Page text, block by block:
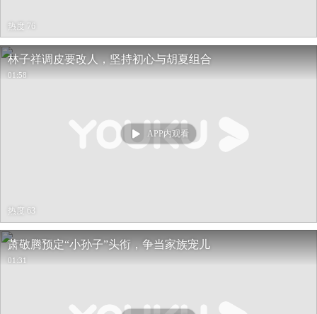
热度 76
林子祥调皮要改人，坚持初心与胡夏组合
01:58
APP内观看
热度 63
萧敬腾预定“小孙子”头衔，争当家族宠儿
01:31